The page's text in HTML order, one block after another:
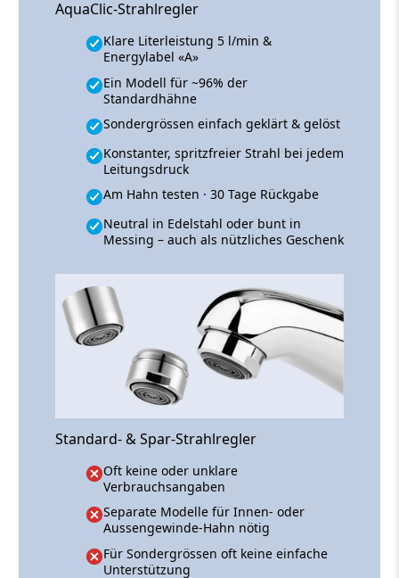
AquaClic-Strahlregler
Klare Literleistung 5 l/min &
Energylabel «A»
Ein Modell für ~96% der
Standardhähne
Sondergrössen einfach geklärt & gelöst
Konstanter, spritzfreier Strahl bei jedem
Leitungsdruck
Am Hahn testen · 30 Tage Rückgabe
Neutral in Edelstahl oder bunt in
Messing – auch als nützliches Geschenk
Standard- & Spar-Strahlregler
Oft keine oder unklare
Verbrauchsangaben
Separate Modelle für Innen- oder
Aussengewinde-Hahn nötig
Für Sondergrössen oft keine einfache
Unterstützung